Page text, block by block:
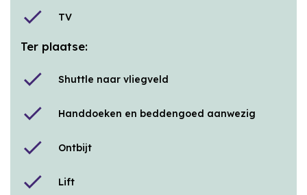
check TV
Ter plaatse:
check Shuttle naar vliegveld
check Handdoeken en beddengoed aanwezig
check Ontbijt
check Lift